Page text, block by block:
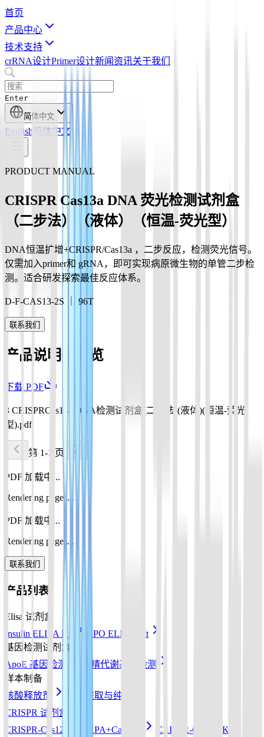
首页
产品中心
技术支持
crRNA设计Primer设计新闻资讯关于我们
Enter
简体中文
English 简体中文
PRODUCT MANUAL
CRISPR Cas13a DNA 荧光检测试剂盒
（二步法）（液体）（恒温-荧光型）
DNA恒温扩增+CRISPR/Cas13a ，二步反应，检测荧光信号。
仅需加入primer和 gRNA，即可实现病原微生物的单管二步检
测。适合研发探索最佳反应体系。
D-F-CAS13-2S ｜ 96T
联系我们
产品说明书预览
下载 PDF
3 CRISPRCas13a DNA检测试剂盒(二步法)(液体)(恒温-荧光
型).pdf
第 1-1 页
PDF 加载中...
Rendering pages...
PDF 加载中...
Rendering pages...
联系我们
产品列表
Elisa 试剂盒
Insulin ELISA Kit
EPO ELISA Kit
基因检测试剂盒
ApoE 基因检测
酒精代谢基因检测
样本制备
核酸释放剂
核酸提取与纯化
CRISPR 试剂盒
CRISPR-Cas12a Kit (RPA+Cas12a)
CRISPR-Cas13a Kit